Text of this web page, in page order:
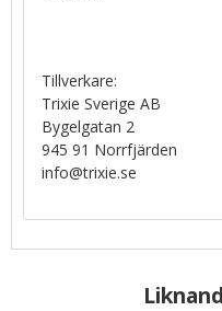
Tillverkare:
Trixie Sverige AB
Bygelgatan 2
945 91 Norrfjärden
info@trixie.se